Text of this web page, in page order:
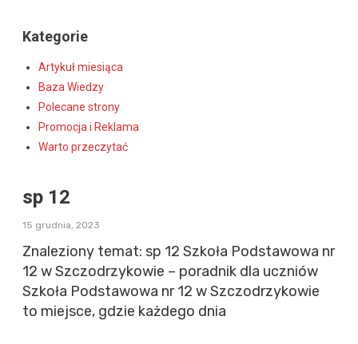
Kategorie
Artykuł miesiąca
Baza Wiedzy
Polecane strony
Promocja i Reklama
Warto przeczytać
sp 12
15 grudnia, 2023
Znaleziony temat: sp 12 Szkoła Podstawowa nr
12 w Szczodrzykowie – poradnik dla uczniów
Szkoła Podstawowa nr 12 w Szczodrzykowie
to miejsce, gdzie każdego dnia